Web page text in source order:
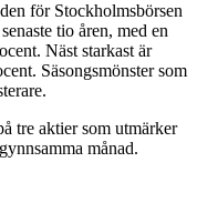
för Stockholmsbörsen
tio åren, med en
Näst starkast är
Säsongsmönster som
tre aktier som utmärker
månad.